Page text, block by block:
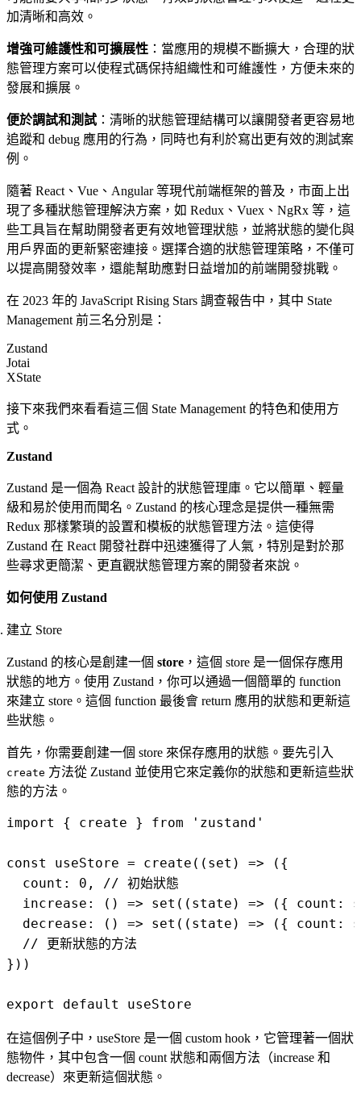
加清晰和高效。
增強可維護性和可擴展性 ：當應用的規模不斷擴大，合理的狀
態管理方案可以使程式碼保持組織性和可維護性，方便未來的
發展和擴展。
便於調試和測試：清晰的狀態管理結構可以讓開發者更容易地
追蹤和 debug 應用的行為，同時也有利於寫出更有效的測試案
例。
隨著 React、Vue、Angular 等現代前端框架的普及，市面上出
現了多種狀態管理解決方案，如 Redux、Vuex、NgRx 等，這
些工具旨在幫助開發者更有效地管理狀態，並將狀態的變化與
用戶界面的更新緊密連接。選擇合適的狀態管理策略，不僅可
以提高開發效率，還能幫助應對日益增加的前端開發挑戰。
在 2023 年的 JavaScript Rising Stars 調查報告中，其中 State
Management 前三名分別是：
Zustand
Jotai
XState
接下來我們來看看這三個 State Management 的特色和使用方
式。
Zustand
Zustand 是一個為 React 設計的狀態管理庫。它以簡單、輕量
級和易於使用而聞名。Zustand 的核心理念是提供一種無需
Redux 那樣繁瑣的設置和模板的狀態管理方法。這使得
Zustand 在 React 開發社群中迅速獲得了人氣，特別是對於那
些尋求更簡潔、更直觀狀態管理方案的開發者來說。
如何使用 Zustand
建立 Store
Zustand 的核心是創建一個 store ，這個 store 是一個保存應用
狀態的地方。使用 Zustand，你可以通過一個簡單的 function
來建立 store。這個 function 最後會 return 應用的狀態和更新這
些狀態。
首先，你需要創建一個 store 來保存應用的狀態。要先引入
create 方法從 Zustand 並使用它來定義你的狀態和更新這些狀
態的方法。
import { create } from 'zustand'
const useStore = create((set) => ({
  count: 0, // 初始狀態
increase: () => set((state) => ({ count:
decrease: () => set((state) => ({ count:
  // 更新狀態的方法
}))
在這個例子中，useStore 是一個 custom hook，它管理著一個狀
態物件，其中包含一個 count 狀態和兩個方法（increase 和
decrease）來更新這個狀態。